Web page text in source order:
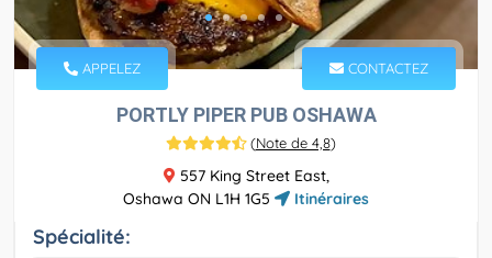
APPELEZ CONTACTEZ
PORTLY PIPER PUB OSHAWA
(Note de 4,8)
557 King Street East,
Oshawa ON L1H 1G5
Itinéraires
Spécialité: